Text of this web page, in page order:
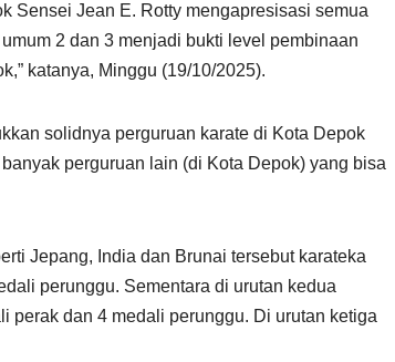
Sensei Jean E. Rotty mengapresisasi semua
2 dan 3 menjadi bukti level pembinaan
katanya, Minggu (19/10/2025).
solidnya perguruan karate di Kota Depok
perguruan lain (di Kota Depok) yang bisa
Jepang, India dan Brunai tersebut karateka
perunggu. Sementara di urutan kedua
perak dan 4 medali perunggu. Di urutan ketiga